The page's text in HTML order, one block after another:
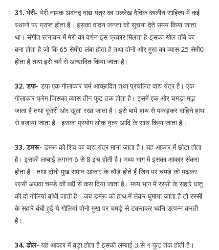
31. भेरी- भेरी नामक अवनद्व वाद्य यंत्र का उल्लेख वैदिक कालीन साहित्य में कई
स्थानों पर प्राप्त होता है। इसका वादन जनता को सूचना देते समय किया जाता
था। संगीत रत्नाकर में मेरी का वर्णन इस प्रकार मिलता है-इसका खेल ताँबे का
बना होता है जो कि 65 सेमी0 लंबा होता है तथा दोनो ओर मुख का व्यास 25 सेमी0
होता है तथा इसे चर्म से आच्छदित किया जाता है।
32. डफ- डफ एक गोलाकार चर्म आच्छादित तथा प्रचलित वाद्य यंत्र है। एक
गोलाकार फ्रेम जिसका व्यास तीन फुट तक होता है। इसमें एक ओर चमड़ा मढ़ा
जाता है तथा दूसरी ओर खुला रखा जाता है। इसे बायें हाथ से पकड़कर दाहिने हाथ
से बजाया जाता है। इसका प्रयोग लोक नृत्य आदि के साथ किया जाता है।
33. डमरू- डमरू को शिव का वाद्य यंत्र माना जाता है। यह आकार में छोटा होता
है। इसकी लम्बाई लगभग 6 से 8 इंच होती है। मध्य भाग में इसका आकार संकरा
होता है। तथा दोनो मुख समान आकार के चौड़े होते हैं जिन पर चमड़े को मढ़कर
रस्सी अथवा चमड़े की बद्दी से कस दिया जाता है। मध्य भाग में रस्सी के सहारे धातु
की दो गोलियां बांधी जाती है। जब डमरू को हाथ में लेकर घुमाया जाता है तो रस्सी
के सहारे बंधी हुई ये गोलियां दोनो मुख पर चमड़े से टकराकर ध्वनि उत्पन्न करती
है।
34. ढोल- यह आकार में बड़ा होता है इसकी लम्बाई 3 से 4 फुट तक होती है।